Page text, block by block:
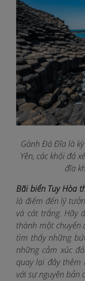
Gành Đá Đĩa là
Yên, các khối đá
đĩa
Bãi biển Tuy Hòa
là điểm đến lý
và cát trắng. Hãy
thành một chuyến
tìm thấy những
những cảm xúc
quay lại đây
với sự nguyên bản